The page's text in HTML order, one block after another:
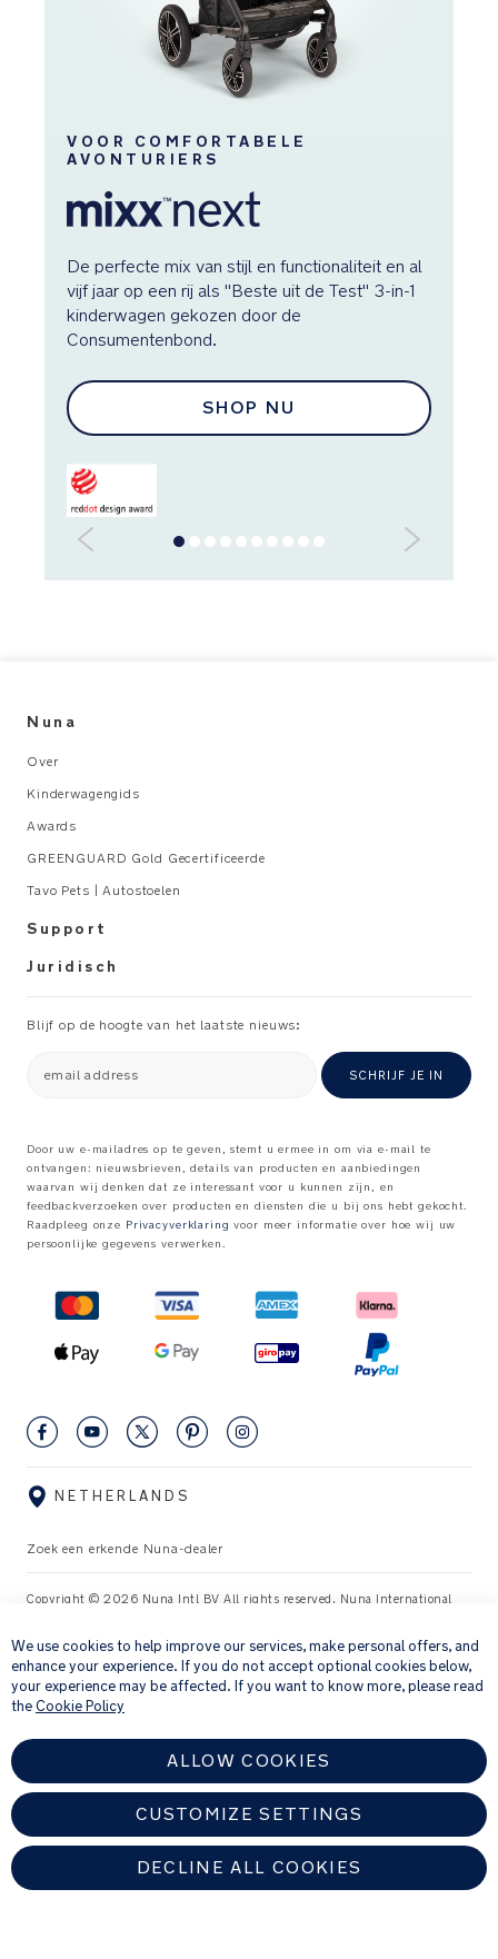
VOOR COMFORTABELE
AVONTURIERS
De perfecte mix van stijl en functionaliteit en al
vijf jaar op een rij als "Beste uit de Test" 3-in-1
kinderwagen gekozen door de
Consumentenbond.
SHOP NU
Nuna
Over
Kinderwagengids
Awards
GREENGUARD Gold Gecertificeerde
Tavo Pets | Autostoelen
Support
Juridisch
Blijf op de hoogte van het laatste nieuws:
email address SCHRIJF JE IN
Door uw e-mailadres op te geven, stemt u ermee in om via e-mail te
ontvangen: nieuwsbrieven, details van producten en aanbiedingen
waarvan wij denken dat ze interessant voor u kunnen zijn, en
feedbackverzoeken over producten en diensten die u bij ons hebt gekocht.
Raadpleeg onze Privacyverklaring voor meer informatie over hoe wij uw
persoonlijke gegevens verwerken.
NETHERLANDS
Zoek een erkende Nuna-dealer
Copyright © 2026 Nuna Intl BV All rights reserved. Nuna International
We use cookies to help improve our services, make personal offers, and
enhance your experience. If you do not accept optional cookies below,
your experience may be affected. If you want to know more, please read
theCookie Policy
ALLOW COOKIES
CUSTOMIZE SETTINGS
DECLINE ALL COOKIES